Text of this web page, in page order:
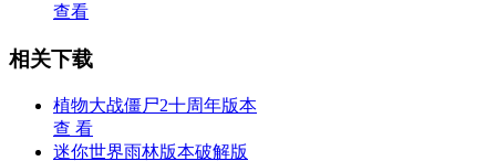
查看
相关下载
植物大战僵尸2十周年版本
查 看
迷你世界雨林版本破解版